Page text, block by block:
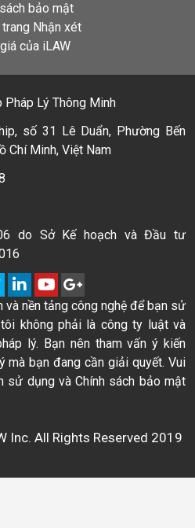
bảo mật
Nhận xét
của iLAW
Pháp Lý Thông Minh
số 31 Lê Duẩn, Phường Bến
Chí Minh, Việt Nam
do Sở Kế hoạch và Đầu tư
và nền tảng công nghệ để bạn sử
không phải là công ty luật và
lý. Bạn nên tham vấn ý kiến
mà bạn đang cần giải quyết. Vui
sử dụng và Chính sách bảo mật
Inc. All Rights Reserved 2019